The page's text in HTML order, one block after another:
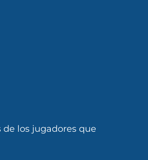
de los jugadores que